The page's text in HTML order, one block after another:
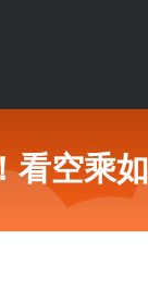
看空乘